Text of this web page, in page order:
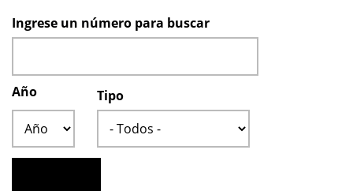
Ingrese un número para buscar
Año
Tipo